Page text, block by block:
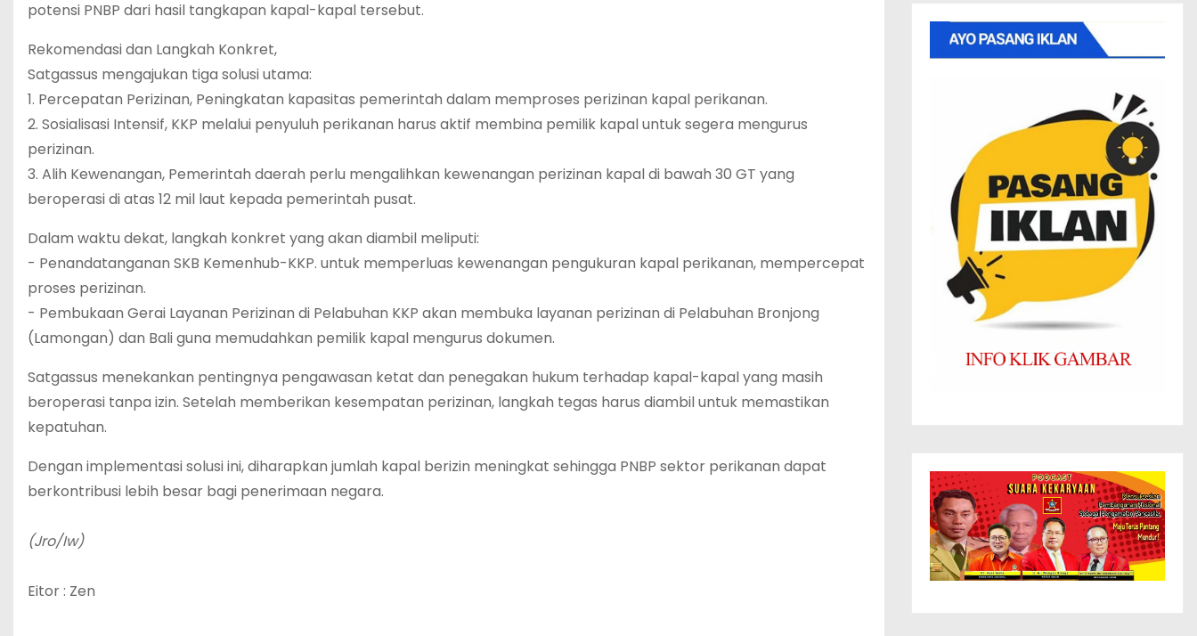
potensi PNBP dari hasil tangkapan kapal-kapal tersebut.
‎Rekomendasi dan Langkah Konkret,
‎Satgassus mengajukan tiga solusi utama:
‎1. Percepatan Perizinan, Peningkatan kapasitas pemerintah dalam memproses perizinan kapal perikanan.
‎2. Sosialisasi Intensif, KKP melalui penyuluh perikanan harus aktif membina pemilik kapal untuk segera mengurus
perizinan.
‎3. Alih Kewenangan, Pemerintah daerah perlu mengalihkan kewenangan perizinan kapal di bawah 30 GT yang
beroperasi di atas 12 mil laut kepada pemerintah pusat.
‎Dalam waktu dekat, langkah konkret yang akan diambil meliputi:
‎- Penandatanganan SKB Kemenhub-KKP. untuk memperluas kewenangan pengukuran kapal perikanan, mempercepat
proses perizinan.
‎- Pembukaan Gerai Layanan Perizinan di Pelabuhan KKP akan membuka layanan perizinan di Pelabuhan Bronjong
(Lamongan) dan Bali guna memudahkan pemilik kapal mengurus dokumen.
‎Satgassus menekankan pentingnya pengawasan ketat dan penegakan hukum terhadap kapal-kapal yang masih
beroperasi tanpa izin. Setelah memberikan kesempatan perizinan, langkah tegas harus diambil untuk memastikan
kepatuhan.
‎Dengan implementasi solusi ini, diharapkan jumlah kapal berizin meningkat sehingga PNBP sektor perikanan dapat
berkontribusi lebih besar bagi penerimaan negara.
(Jro/Iw)
‎Eitor : Zen